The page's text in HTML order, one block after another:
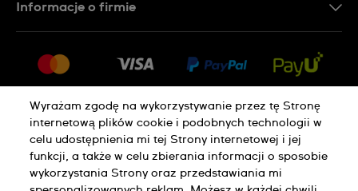
Zwroty i reklamacje
Warunki sprzedaży
Odstąp od umowy
Informacje o firmie
Praca
Polityka Prywatności Pliki Cookie
Wyrażam zgodę na wykorzystywanie przez tę Stronę
internetową plików cookie i podobnych technologii w
celu udostępnienia mi tej Strony internetowej i jej
funkcji, a także w celu zbierania informacji o sposobie
wykorzystania Strony oraz przedstawiania mi